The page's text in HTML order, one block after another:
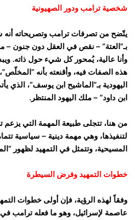
شخصية ترامب ودور الصهيونية
يتّضح من تصرفات ترامب وتصريحاته
بـ”العتة” – نقص في العقل دون جنون
وأنا عالية، يُمحور كل شيء حول ذاته.
هذه الصفات فيه، وأقنعته بأنه
اليهودية بـ”الماشيح ابن يوسف”، الذي
ابن داود” – ملك اليهود المنتظر.
من هنا، تتجلى طبيعة المهمة التي
لتنفيذها، وهي مهمة دينية – سياسية
المسيحية، وتتمثل في التمهيد لظهور
خطوات التمهيد وفرض السيطرة
وفقاً لهذه الرؤية، فإن أولى خطوات
عاصمة لإسرائيل، وهو ما فعله ترامب في